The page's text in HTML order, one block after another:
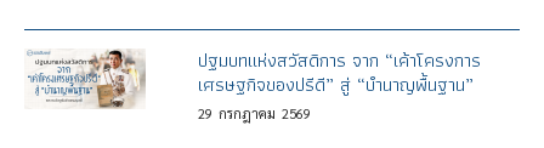
ปฐมบทแห่งสวัสดิการ จาก “เค้าโครงการ
เศรษฐกิจของปรีดี” สู่ “บำนาญพื้นฐาน”
29 กรกฎาคม 2569